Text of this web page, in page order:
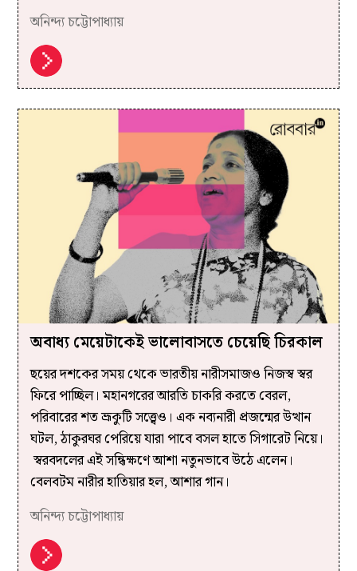
অনিন্দ্য চট্টোপাধ্যায়
অবাধ্য মেয়েটাকেই ভালোবাসতে চেয়েছি চিরকাল
ছয়ের দশকের সময় থেকে ভারতীয় নারীসমাজও নিজস্ব স্বর
ফিরে পাচ্ছিল। মহানগরের আরতি চাকরি করতে বেরল,
পরিবারের শত ভ্রূকুটি সত্ত্বেও। এক নব্যনারী প্রজন্মের উত্থান
ঘটল, ঠাকুরঘর পেরিয়ে যারা পাবে বসল হাতে সিগারেট নিয়ে।
স্বরবদলের এই সন্ধিক্ষণে আশা নতুনভাবে উঠে এলেন।
বেলবটম নারীর হাতিয়ার হল, আশার গান।
অনিন্দ্য চট্টোপাধ্যায়